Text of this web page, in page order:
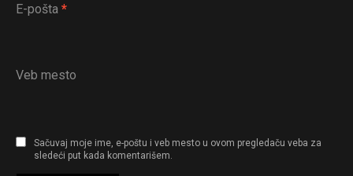
E-pošta *
Veb mesto
Sačuvaj moje ime, e-poštu i veb mesto u ovom pregledaču veba za
sledeći put kada komentarišem.